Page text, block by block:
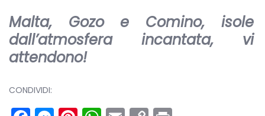
Malta, Gozo e Comino, isole
dall’atmosfera incantata, vi
attendono!
CONDIVIDI: